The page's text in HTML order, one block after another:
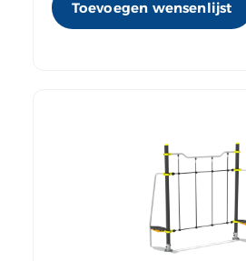
Toevoegen wensenlijst